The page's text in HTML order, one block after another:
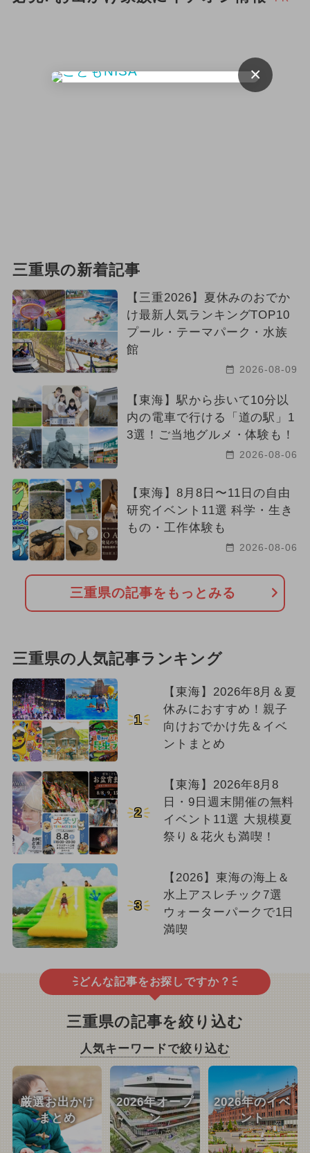
ポケモン
三重県の新着記事
【三重2026】夏休みのおでか
け最新人気ランキングTOP10
プール・テーマパーク・水族
館
2026-08-09
【東海】駅から歩いて10分以
内の電車で行ける「道の駅」1
3選！ご当地グルメ・体験も！
2026-08-06
【東海】8月8日〜11日の自由
研究イベント11選 科学・生き
もの・工作体験も
2026-08-06
三重県の記事をもっとみる
三重県の人気記事ランキング
1
【東海】2026年8月＆夏
休みにおすすめ！親子
向けおでかけ先＆イベ
ントまとめ
2
【東海】2026年8月8
日・9日週末開催の無料
イベント11選 大規模夏
祭り＆花火も満喫！
3
【2026】東海の海上＆
水上アスレチック7選
ウォーターパークで1日
満喫
どんな記事をお探しですか？
三重県の記事を絞り込む
人気キーワードで絞り込む
厳選お出かけ
まとめ
2026年オープ
ン
2026年のイベ
ント
×